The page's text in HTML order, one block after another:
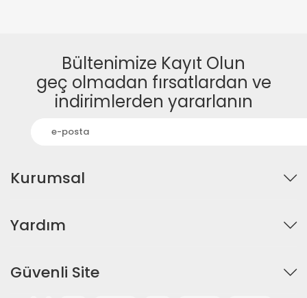
Bültenimize Kayıt Olun
geç olmadan fırsatlardan ve
indirimlerden yararlanın
Kurumsal
Yardım
Güvenli Site